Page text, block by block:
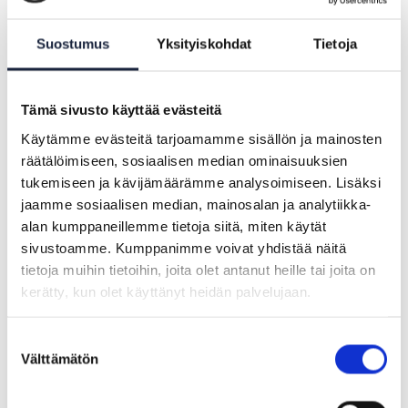
Suostumus Yksityiskohdat Tietoja
Tämä sivusto käyttää evästeitä
Käytämme evästeitä tarjoamamme sisällön ja mainosten
räätälöimiseen, sosiaalisen median ominaisuuksien
tukemiseen ja kävijämäärämme analysoimiseen. Lisäksi
jaamme sosiaalisen median, mainosalan ja analytiikka-
alan kumppaneillemme tietoja siitä, miten käytät
sivustoamme. Kumppanimme voivat yhdistää näitä
tietoja muihin tietoihin, joita olet antanut heille tai joita on
kerätty, kun olet käyttänyt heidän palvelujaan.
valinta
Välttämätön
Projektissa mallinnettiin kaksi
todistusmateriaaliehdotusta